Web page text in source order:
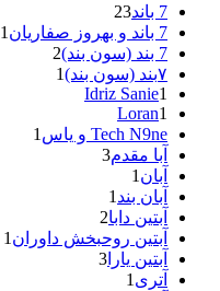
7 باند
23
7 باند و بهروز صفاریان
1
7 بند (سون بند)
2
۷بند (سون بند)
1
Idriz Sanie1
Loran1
Tech N9ne و یاس
1
آبا مقدم3
آبان 1
آبان بند 1
آبتین دابا2
آبتین روحبخش داوران 1
آبتین یارا 3
آتری 1